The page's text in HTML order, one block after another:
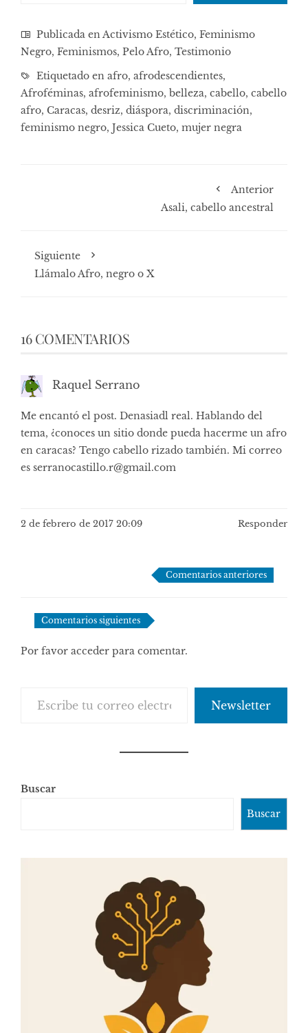
Publicada enActivismo Estético, Feminismo
Negro, Feminismos, Pelo Afro, Testimonio
Etiquetado en afro, afrodescendientes,
Afroféminas, afrofeminismo, belleza, cabello, cabello
afro, Caracas, desriz, diáspora, discriminación,
feminismo negro, Jessica Cueto, mujer negra
Anterior
Asali, cabello ancestral
Siguiente
Llámalo Afro, negro o X
16 COMENTARIOS
Raquel Serrano
Me encantó el post. Denasiadl real. Hablando del
tema, ¿conoces un sitio donde pueda hacerme un afro
en caracas? Tengo cabello rizado también. Mi correo
es serranocastillo.r@gmail.com
2 de febrero de 2017 20:09 Responder
comentarios
Comentarios anteriores
Comentarios siguientes
Por favor acceder para comentar.
Newsletter
Buscar
Buscar